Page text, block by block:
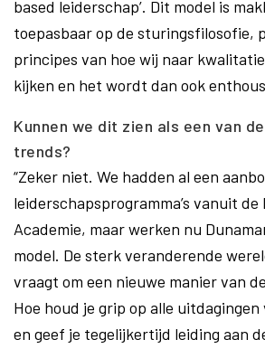
based leiderschap’. Dit model is
toepasbaar op de sturingsfilosofie,
principes van hoe wij naar
kijken en het wordt dan ook
Kunnen we dit zien als een van
trends?
“Zeker niet. We hadden al een
leiderschapsprogramma’s vanuit de
Academie, maar werken nu
model. De sterk veranderende
vraagt om een nieuwe manier van
Hoe houd je grip op alle
en geef je tegelijkertijd leiding aan